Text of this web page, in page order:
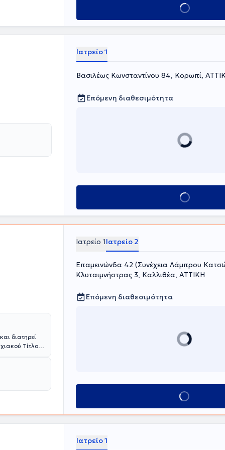
της
Στο
Κλείσε ραντεβού
Ιατρείο 1
Βασιλέως Κωνσταντίνου 84, Κορωπί,
Επόμενη διαθεσιμότητα
Κλείσε ραντεβού
διατηρεί
Τίτλου
και έχει
και triplex
Ιατρείο 1Ιατρείο 2
Επαμεινώνδα 42 (Συνέχεια Λάμπρου
Κλυταιμνήστρας 3, Καλλιθέα, ΑΤΤΙΚΗ
Επόμενη διαθεσιμότητα
Κλείσε ραντεβού
Ιατρείο 1